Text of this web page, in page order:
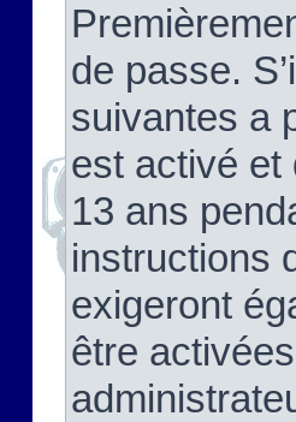
de passe.
suivantes a
est activé et
13 ans
instructions
exigeront
être